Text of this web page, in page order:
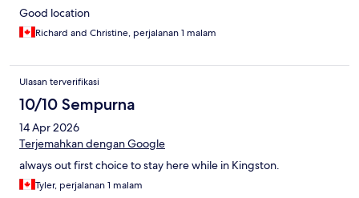
Good location
Richard and Christine, perjalanan 1 malam
Ulasan terverifikasi
10/10 Sempurna
14 Apr 2026
Terjemahkan dengan Google
always out first choice to stay here while in Kingston.
Tyler, perjalanan 1 malam